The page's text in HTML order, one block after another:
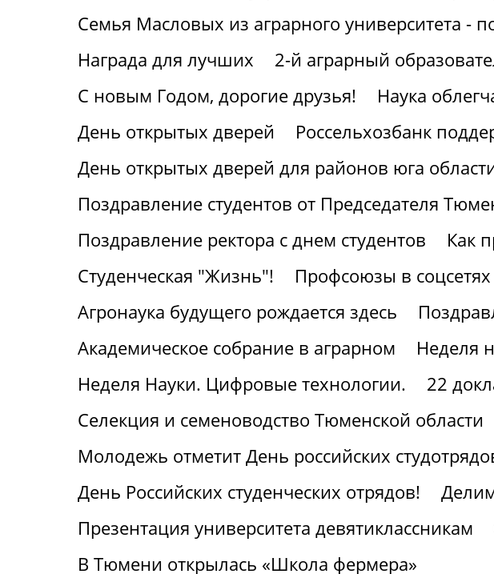
Семья Масловых из аграрного университета -
Награда для лучших
2-й аграрный
С новым Годом, дорогие друзья!
Наука
День открытых дверей
Россельхозбанк
День открытых дверей для районов юга
Поздравление студентов от Председателя
Поздравление ректора с днем студентов
Как
Студенческая "Жизнь"!
Профсоюзы в соцсетях
Агронаука будущего рождается здесь
Академическое собрание в аграрном
Неделя
Неделя Науки. Цифровые технологии.
22
Селекция и семеноводство Тюменской области
Молодежь отметит День российских
День Российских студенческих отрядов!
Презентация университета девятиклассникам
В Тюмени открылась «Школа фермера»